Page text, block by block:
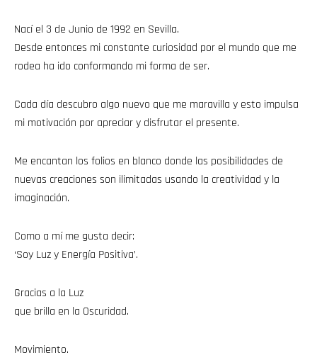
Nací el 3 de Junio de 1992 en Sevilla.
Desde entonces mi constante curiosidad por el mundo que me
rodea ha ido conformando mi forma de ser.
Cada día descubro algo nuevo que me maravilla y esto impulsa
mi motivación por apreciar y disfrutar el presente.
Me encantan los folios en blanco donde las posibilidades de
nuevas creaciones son ilimitadas usando la creatividad y la
imaginación.
Como a mí me gusta decir:
‘Soy Luz y Energía Positiva’.
Gracias a la Luz
que brilla en la Oscuridad.
Movimiento.